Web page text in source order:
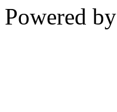
Powered by